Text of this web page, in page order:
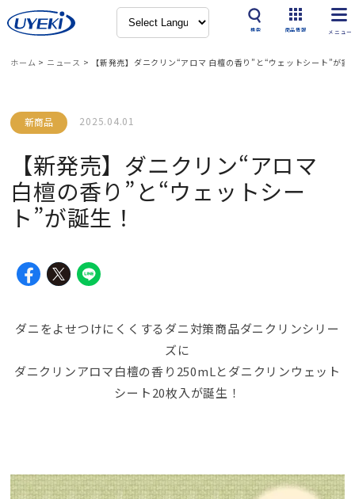
検索 商品情報
ホーム > ニュース > 【新発売】ダニクリン“アロマ 白檀の香り”と“ウェットシート”が誕
2025.04.01
新商品
【新発売】ダニクリン“アロマ
白檀の香り”と“ウェットシー
ト”が誕生！
ダニをよせつけにくくするダニ対策商品ダニクリンシリー
ズに
ダニクリンアロマ白檀の香り250mLとダニクリンウェット
シート20枚入が誕生！